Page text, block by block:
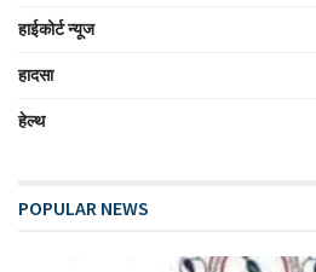
हाईकोर्ट न्यूज
हादसा
हेल्थ
POPULAR NEWS